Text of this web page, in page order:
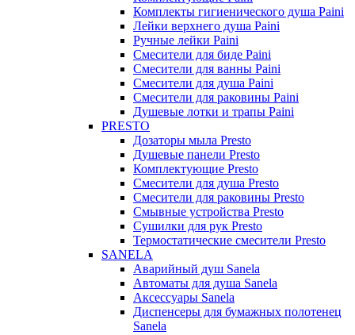
Комплекты гигиенического душа Paini
Лейки верхнего душа Paini
Ручные лейки Paini
Смесители для биде Paini
Смесители для ванны Paini
Смесители для душа Paini
Смесители для раковины Paini
Душевые лотки и трапы Paini
PRESTO
Дозаторы мыла Presto
Душевые панели Presto
Комплектующие Presto
Смесители для душа Presto
Смесители для раковины Presto
Смывные устройства Presto
Сушилки для рук Presto
Термостатические смесители Presto
SANELA
Аварийный душ Sanela
Автоматы для душа Sanela
Аксессуары Sanela
Диспенсеры для бумажных полотенец
Sanela